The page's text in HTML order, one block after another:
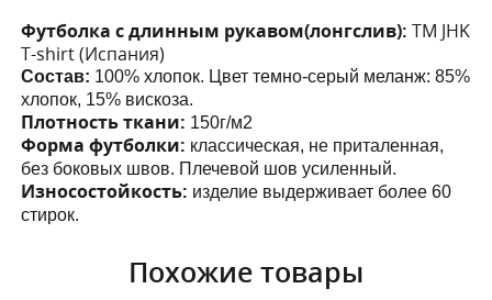
Футболка с длинным рукавом(лонгслив):ТМ JHK
T-shirt (Испания)
Состав: 100% хлопок. Цвет темно-серый меланж: 85%
хлопок, 15% вискоза.
Плотность ткани: 150г/м2
Форма футболки: классическая, не приталенная,
без боковых швов. Плечевой шов усиленный.
Износостойкость: изделие выдерживает более 60
стирок.
Похожие товары